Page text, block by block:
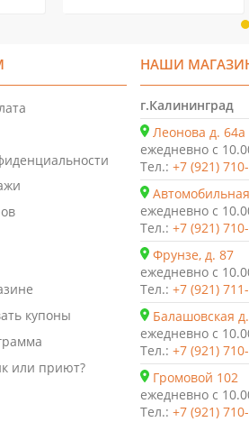
купоны
или приют?
НАШИ
г.Калининград
Леонова д. 64а
ежедневно с
Тел.: +7 (921)
ежедневно с
Тел.: +7 (921)
Фрунзе, д. 87
ежедневно с
Тел.: +7 (921)
Балашовская
ежедневно с
Тел.: +7 (921)
Громовой 102
ежедневно с
Тел.: +7 (921)